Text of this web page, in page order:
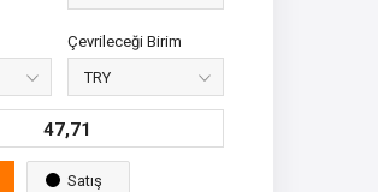
Çevrileceği Birim
47,71
Satış